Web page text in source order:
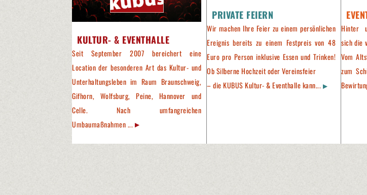
KULTUR- & EVENTHALLE
Seit September 2007 bereichert eine
Location der besonderen Art das Kultur- und
Unterhaltungsleben im Raum Braunschweig,
Gifhorn, Wolfsburg, Peine, Hannover und
Celle. Nach umfangreichen
Umbaumaßnahmen ...
PRIVATE FEIERN
Wir machen Ihre Feier zu einem persönlichen
Ereignis bereits zu einem Festpreis von 48
Euro pro Person inklusive Essen und Trinken!
Ob Silberne Hochzeit oder Vereinsfeier
– die KUBUS Kultur- & Eventhalle kann...
Hinter
sich die
Vom
zum